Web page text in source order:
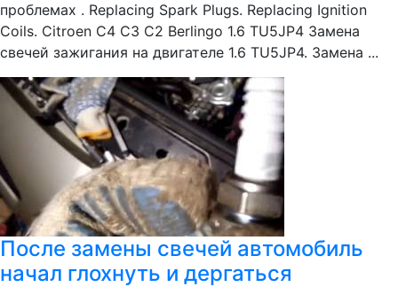
проблемах . Replacing Spark Plugs. Replacing Ignition
Coils. Citroen C4 C3 C2 Berlingo 1.6 TU5JP4 Замена
свечей зажигания на двигателе 1.6 TU5JP4. Замена ...
После замены свечей автомобиль
начал глохнуть и дергаться